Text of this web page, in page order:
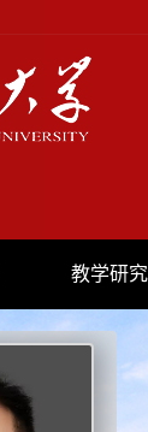
教学研究